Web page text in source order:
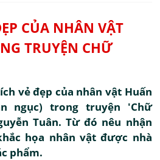
CỦA NHÂN VẬT
TRUYỆN CHỮ
vẻ đẹp của nhân vật Huấn
ngục) trong truyện 'Chữ
Tuân. Từ đó nêu nhận
họa nhân vật được nhà
phẩm.